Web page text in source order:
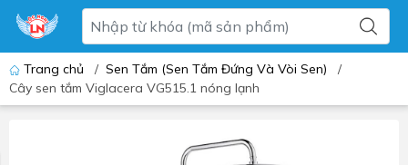
Trang chủ / Sen Tắm (Sen Tắm Đứng Và Vòi Sen)
/
Cây sen tắm Viglacera VG515.1 nóng lạnh